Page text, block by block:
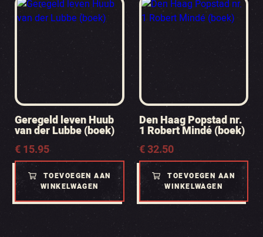
Geregeld leven Huub
van der Lubbe (boek)
€15.95
TOEVOEGEN AAN
WINKELWAGEN
Den Haag Popstad nr.
1 Robert Mindé (boek)
€32.50
TOEVOEGEN AAN
WINKELWAGEN